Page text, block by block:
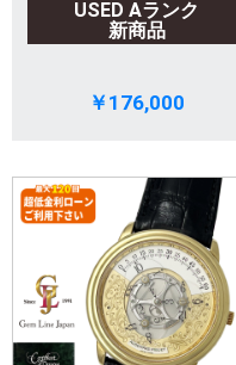
USED Aランク
新商品
￥176,000